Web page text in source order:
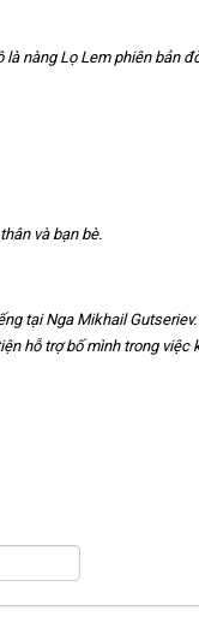
là nàng Lọ Lem phiên bản
và bạn bè.
tại Nga Mikhail
hỗ trợ bố mình trong việc